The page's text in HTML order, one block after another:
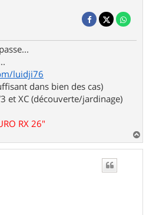
luidji76
dans bien des cas)
et XC (découverte/jardinage)
RX 26"
a
u